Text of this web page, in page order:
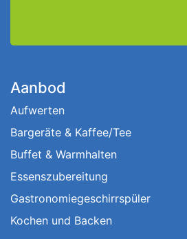
Aanbod
Aufwerten
Bargeräte & Kaffee/Tee
Buffet & Warmhalten
Essenszubereitung
Gastronomiegeschirrspüler
Kochen und Backen